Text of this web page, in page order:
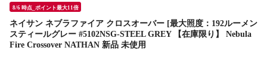
8/6 時点_ポイント最大11倍
ネイサン ネブラファイア クロスオーバー [最大照度：192ルーメン
スティールグレー #5102NSG-STEEL GREY 【在庫限り】 Nebula
Fire Crossover NATHAN 新品 未使用